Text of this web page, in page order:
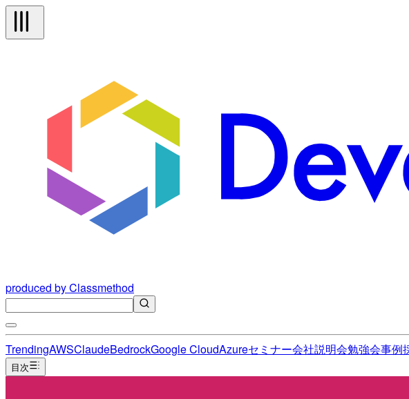
produced by Classmethod
TrendingAWSClaudeBedrockGoogle CloudAzureセミナー会社説明会勉強会事例
目次